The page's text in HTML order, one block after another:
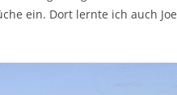
ein. Dort lernte ich auch Joe